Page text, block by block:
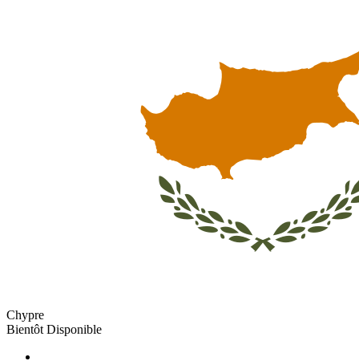
Chypre
Bientôt Disponible